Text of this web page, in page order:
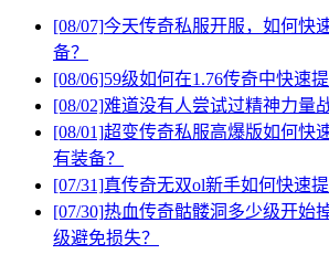
[08/07]今天传奇私服开服，如何快
备？
[08/06]59级如何在1.76传奇中快速提
[08/02]难道没有人尝试过精神力量
[08/01]超变传奇私服高爆版如何快
有装备？
[07/31]真传奇无双ol新手如何快速
[07/30]热血传奇骷髅洞多少级开始
级避免损失？